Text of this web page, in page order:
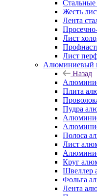
Жесть
Лента
Лист
Лист
Алюминиевый
Назад
Плита
Пудра
Полоса
Лист
Круг
Швеллер
Фольга
Лента